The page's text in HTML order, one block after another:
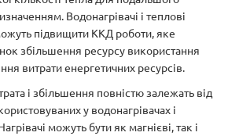
Водонагрівачі і теплові
підвищити ККД роботи, яке
збільшення ресурсу використання
витрати енергетичних ресурсів.
і збільшення повністю залежать від
у водонагрівачах і
можуть бути як магнієві, так і